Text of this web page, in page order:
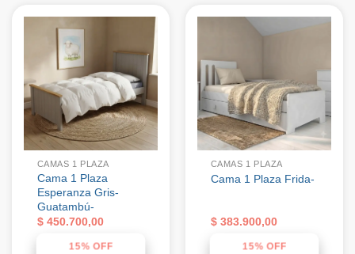
CAMAS 1 PLAZA
Cama 1 Plaza
Esperanza Gris-
Guatambú-
$450.700,00
15% OFF
CAMAS 1 PLAZA
Cama 1 Plaza Frida-
$383.900,00
15% OFF